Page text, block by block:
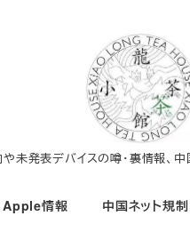
未発表デバイスの噂・裏情報、
Apple情報 中国ネット規